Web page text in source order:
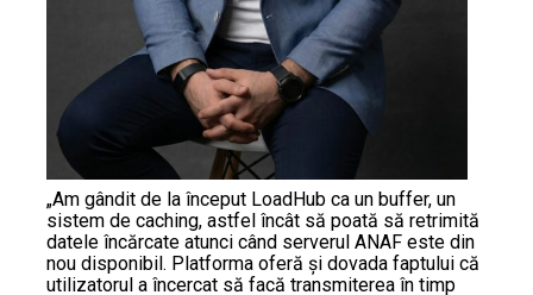
„Am gândit de la început LoadHub ca un buffer, un
sistem de caching, astfel încât să poată să retrimită
datele încărcate atunci când serverul ANAF este din
nou disponibil. Platforma oferă și dovada faptului că
utilizatorul a încercat să facă transmiterea în timp